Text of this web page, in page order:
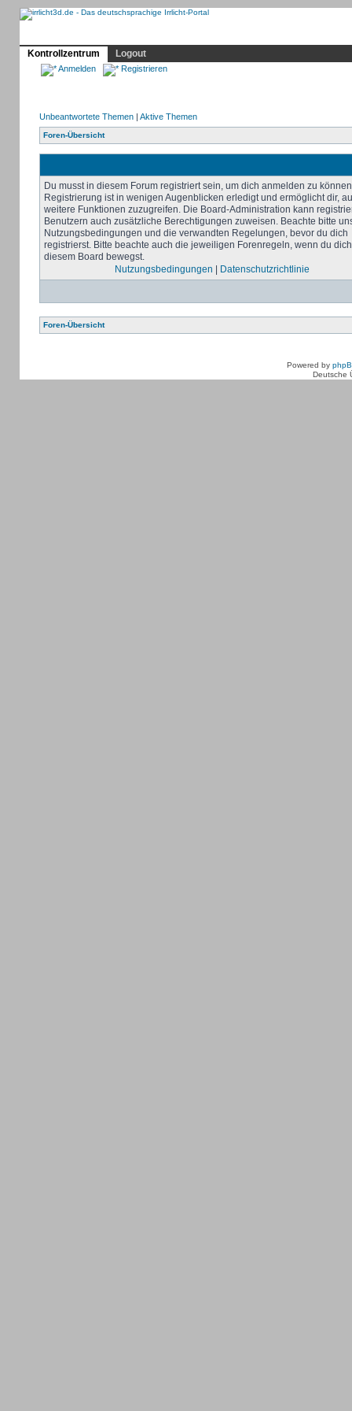
Kontrollzentrum
Logout
Anmelden Registrieren
Unbeantwortete Themen| Aktive Themen
Foren-Übersicht
Du musst in diesem Forum registriert sein, um dich anmelden zu
Registrierung ist in wenigen Augenblicken erledigt und ermöglicht dir,
weitere Funktionen zuzugreifen. Die Board-Administration kann
Benutzern auch zusätzliche Berechtigungen zuweisen. Beachte bitte
Nutzungsbedingungen und die verwandten Regelungen, bevor du dich
registrierst. Bitte beachte auch die jeweiligen Forenregeln, wenn du
diesem Board bewegst.
Nutzungsbedingungen
Datenschutzrichtlinie
Foren-Übersicht
Powered by
Deutsche